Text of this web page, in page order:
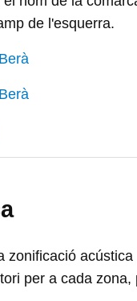
de l'esquerra.
per a cada